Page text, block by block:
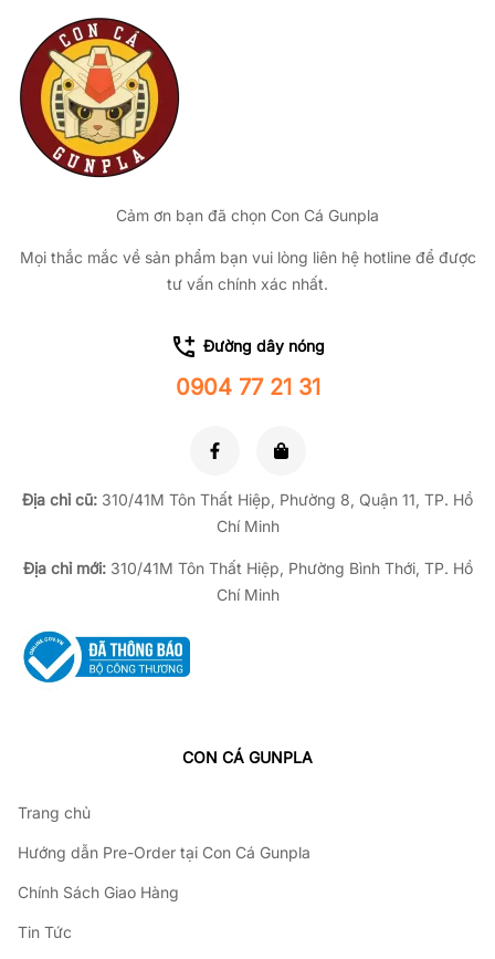
Cảm ơn bạn đã chọn Con Cá Gunpla
Mọi thắc mắc về sản phẩm bạn vui lòng liên hệ hotline để được
tư vấn chính xác nhất.
Đường dây nóng
0904 77 21 31
Địa chỉ cũ: 310/41M Tôn Thất Hiệp, Phường 8, Quận 11, TP. Hồ
Chí Minh
Địa chỉ mới:310/41M Tôn Thất Hiệp, Phường Bình Thới, TP. Hồ
Chí Minh
CON CÁ GUNPLA
Trang chủ
Hướng dẫn Pre-Order tại Con Cá Gunpla
Chính Sách Giao Hàng
Tin Tức